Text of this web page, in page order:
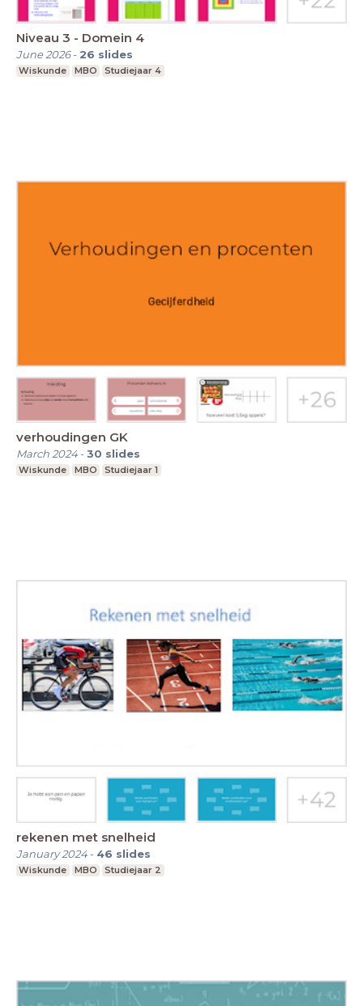
Niveau 3 - Domein 4
June 2026- 26 slides
Wiskunde MBO Studiejaar 4
verhoudingen GK
March 2024-30 slides
Wiskunde MBO Studiejaar 1
rekenen met snelheid
January 2024- 46 slides
Wiskunde MBO Studiejaar 2